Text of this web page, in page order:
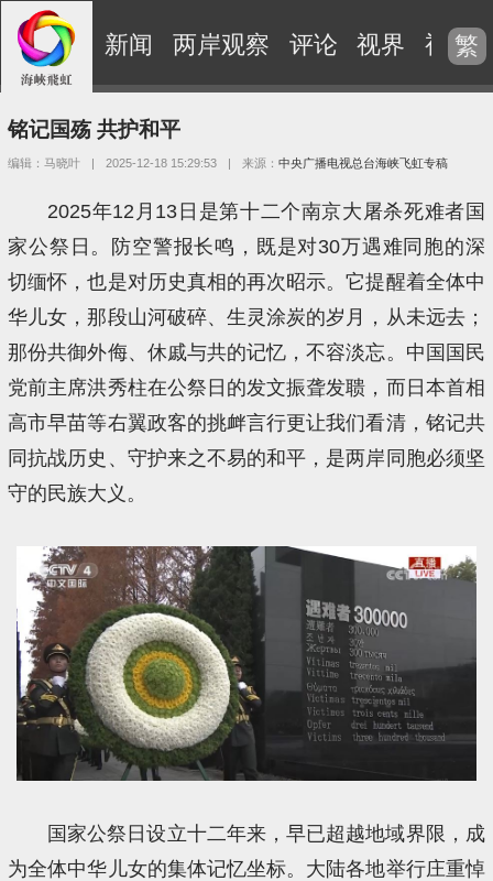
新闻 两岸观察 评论 视界 视频
繁
铭记国殇 共护和平
编辑：马晓叶 | 2025-12-18 15:29:53 | 来源：中央广播电视总台海峡飞虹专稿
2025年12月13日是第十二个南京大屠杀死难者国
家公祭日。防空警报长鸣，既是对30万遇难同胞的深
切缅怀，也是对历史真相的再次昭示。它提醒着全体中
华儿女，那段山河破碎、生灵涂炭的岁月，从未远去；
那份共御外侮、休戚与共的记忆，不容淡忘。中国国民
党前主席洪秀柱在公祭日的发文振聋发聩，而日本首相
高市早苗等右翼政客的挑衅言行更让我们看清，铭记共
同抗战历史、守护来之不易的和平，是两岸同胞必须坚
守的民族大义。
国家公祭日设立十二年来，早已超越地域界限，成
为全体中华儿女的集体记忆坐标。大陆各地举行庄重悼